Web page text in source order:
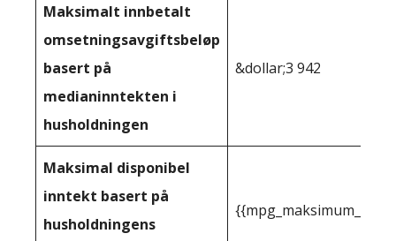
Maksimalt innbetalt
omsetningsavgiftsbeløp
basert på
medianinntekten i
husholdningen
&dollar;3 942
Maksimal disponibel
inntekt basert på
husholdningens